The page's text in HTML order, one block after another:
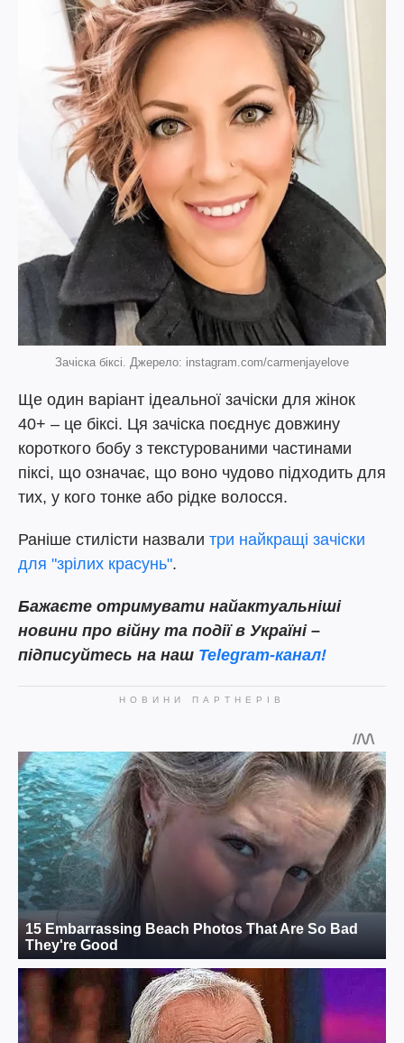
Зачіска біксі. Джерело: instagram.com/carmenjayelove
Ще один варіант ідеальної зачіски для жінок
40+ – це біксі. Ця зачіска поєднує довжину
короткого бобу з текстурованими частинами
піксі, що означає, що воно чудово підходить для
тих, у кого тонке або рідке волосся.
Раніше стилісти назвали три найкращі зачіски
для "зрілих красунь".
Бажаєте отримувати найактуальніші
новини про війну та події в Україні –
підписуйтесь на наш Telegram-канал!